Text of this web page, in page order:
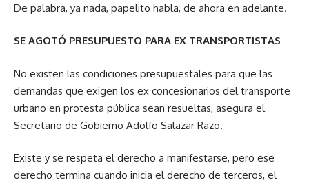
De palabra, ya nada, papelito habla, de ahora en adelante.
SE AGOTÓ PRESUPUESTO PARA EX TRANSPORTISTAS
No existen las condiciones presupuestales para que las
demandas que exigen los ex concesionarios del transporte
urbano en protesta pública sean resueltas, asegura el
Secretario de Gobierno Adolfo Salazar Razo.
Existe y se respeta el derecho a manifestarse, pero ese
derecho termina cuando inicia el derecho de terceros, el